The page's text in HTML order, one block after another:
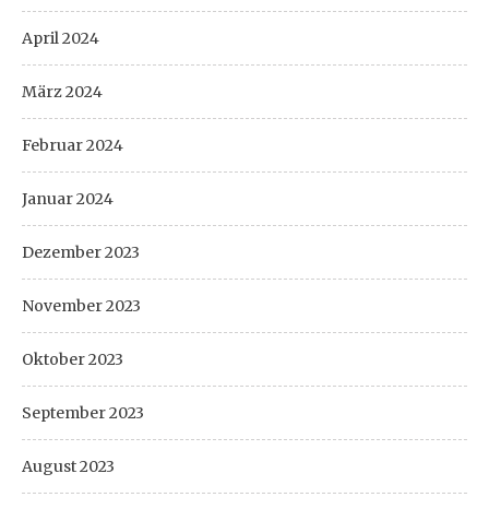
April 2024
März 2024
Februar 2024
Januar 2024
Dezember 2023
November 2023
Oktober 2023
September 2023
August 2023